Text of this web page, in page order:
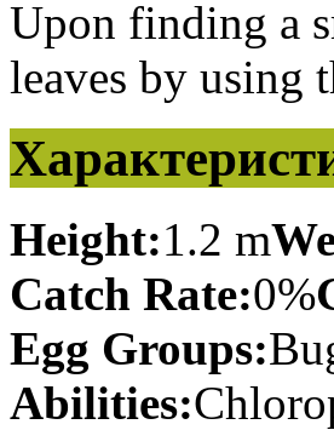
Upon finding a
leaves by using
Height:1.2 m
Catch Rate:0%
Egg Groups:
Abilities: